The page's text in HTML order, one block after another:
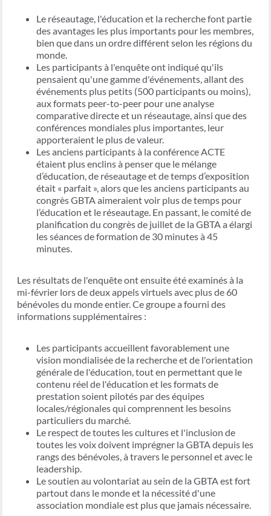
Le réseautage, l'éducation et la recherche font partie
des avantages les plus importants pour les membres,
bien que dans un ordre différent selon les régions du
monde.
Les participants à l'enquête ont indiqué qu'ils
pensaient qu'une gamme d'événements, allant des
événements plus petits (500 participants ou moins),
aux formats peer-to-peer pour une analyse
comparative directe et un réseautage, ainsi que des
conférences mondiales plus importantes, leur
apporteraient le plus de valeur.
Les anciens participants à la conférence ACTE
étaient plus enclins à penser que le mélange
d’éducation, de réseautage et de temps d’exposition
était « parfait », alors que les anciens participants au
congrès GBTA aimeraient voir plus de temps pour
l’éducation et le réseautage. En passant, le comité de
planification du congrès de juillet de la GBTA a élargi
les séances de formation de 30 minutes à 45
minutes.
Les résultats de l'enquête ont ensuite été examinés à la
mi-février lors de deux appels virtuels avec plus de 60
bénévoles du monde entier. Ce groupe a fourni des
informations supplémentaires :
Les participants accueillent favorablement une
vision mondialisée de la recherche et de l'orientation
générale de l'éducation, tout en permettant que le
contenu réel de l'éducation et les formats de
prestation soient pilotés par des équipes
locales/régionales qui comprennent les besoins
particuliers du marché.
Le respect de toutes les cultures et l'inclusion de
toutes les voix doivent imprégner la GBTA depuis les
rangs des bénévoles, à travers le personnel et avec le
leadership.
Le soutien au volontariat au sein de la GBTA est fort
partout dans le monde et la nécessité d'une
association mondiale est plus que jamais nécessaire.